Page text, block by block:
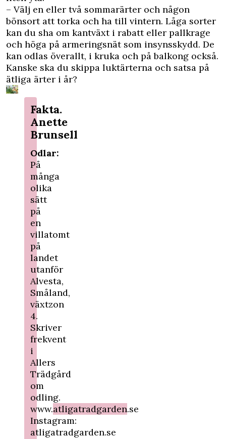
– Välj en eller två sommarärter och någon
bönsort att torka och ha till vintern. Låga sorter
kan du sha om kantväxt i rabatt eller pallkrage
och höga på armeringsnät som insynsskydd. De
kan odlas överallt, i kruka och på balkong också.
Kanske ska du skippa luktärterna och satsa på
ätliga ärter i år?
Fakta.
Anette
Brunsell
Odlar:
På
många
olika
sätt
på
en
villatomt
på
landet
utanför
Alvesta,
Småland,
växtzon
4.
Skriver
frekvent
i
Allers
Trädgård
om
odling.
www.atligatradgarden.se
Instagram:
atligatradgarden.se